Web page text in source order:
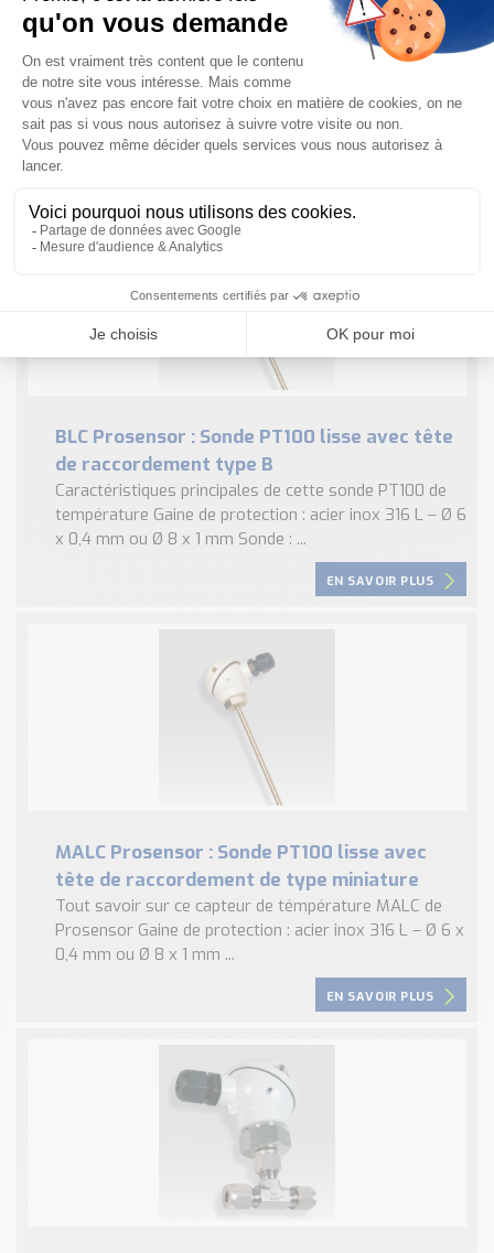
pyrex pour bain d’acide
Les principales caractéristiques techniques de cette
sonde PT100 avec gaine pyrex Gaine de protection :
pyrex Ø 6 mm Sonde : Pt 100 céramique CEI 60751
classe A, simple enroulement ...
BLC Prosensor : Sonde PT100 lisse avec tête
de raccordement type B
Caractéristiques principales de cette sonde PT100 de
température Gaine de protection : acier inox 316 L – Ø 6
x 0,4 mm ou Ø 8 x 1 mm Sonde : ...
EN SAVOIR PLUS
MALC Prosensor : Sonde PT100 lisse avec
tête de raccordement de type miniature
Tout savoir sur ce capteur de témpérature MALC de
Prosensor Gaine de protection : acier inox 316 L – Ø 6 x
0,4 mm ou Ø 8 x 1 mm ...
EN SAVOIR PLUS